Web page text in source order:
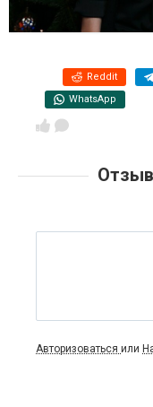
Reddit
WhatsApp
Авторизоваться или